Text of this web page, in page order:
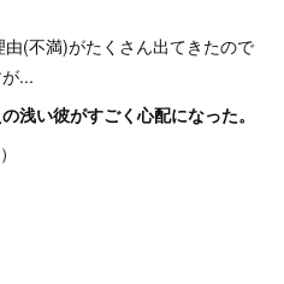
(不満)がたくさん出てきたので
...
浅い彼がすごく心配になった。